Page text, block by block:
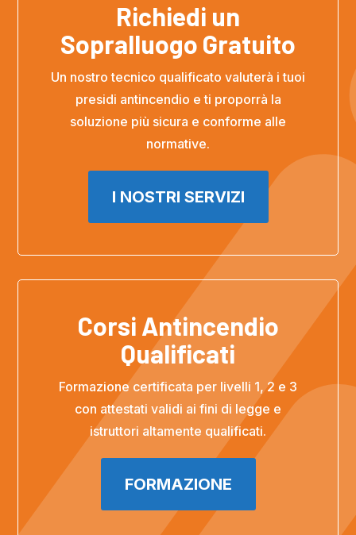
Richiedi un
Sopralluogo Gratuito
Un nostro tecnico qualificato valuterà i tuoi
presidi antincendio e ti proporrà la
soluzione più sicura e conforme alle
normative.
I NOSTRI SERVIZI
Corsi Antincendio
Qualificati
Formazione certificata per livelli 1, 2 e 3
con attestati validi ai fini di legge e
istruttori altamente qualificati.
FORMAZIONE